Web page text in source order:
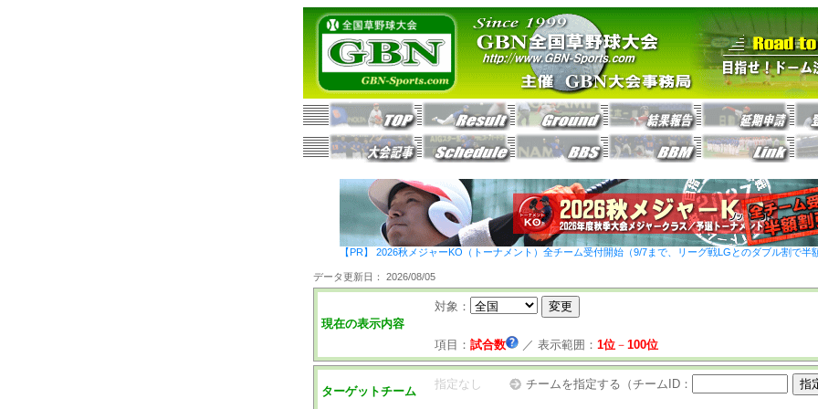
【PR】 2026秋メジャーKO（トーナメント）全チーム受付開始（9/7まで、リーグ戦LGとのダブル割で半
データ更新日： 2026/08/05
現在の表示内容
対象：
項目： 試合数 ／ 表示範囲： 1位－ 100位
ターゲットチーム
指定なし チームを指定する（チームID：